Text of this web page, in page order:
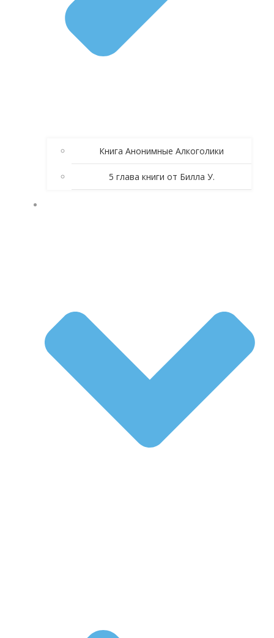
Книга Анонимные Алкоголики
5 глава книги от Билла У.